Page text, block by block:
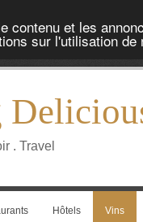
contenu et les
sur l'utilisation
. Travel
Hôtels Vins